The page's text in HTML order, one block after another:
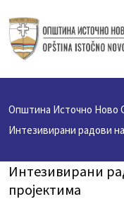
Општина Источно Ново
Интезивирани радови
Интезивирани
пројектима